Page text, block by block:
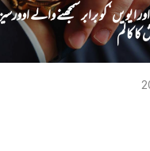
ایویں‌‘ کو برابر سمجھنے والے
کا کالم